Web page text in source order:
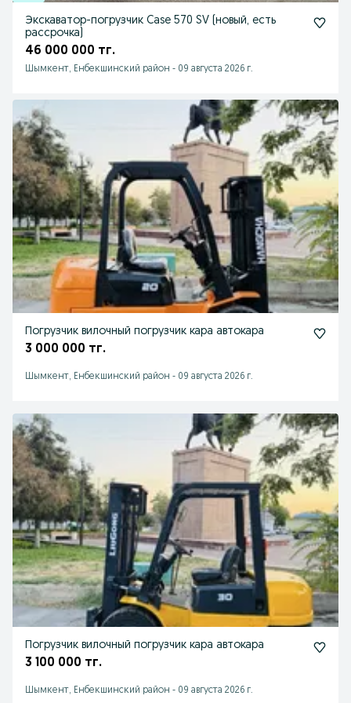
Экскаватор-погрузчик Case 570 SV (новый, есть
рассрочка)
46 000 000 тг.
Шымкент, Енбекшинский район - 09 августа 2026 г.
Погрузчик вилочный погрузчик кара автокара
3 000 000 тг.
Шымкент, Енбекшинский район - 09 августа 2026 г.
Погрузчик вилочный погрузчик кара автокара
3 100 000 тг.
Шымкент, Енбекшинский район - 09 августа 2026 г.